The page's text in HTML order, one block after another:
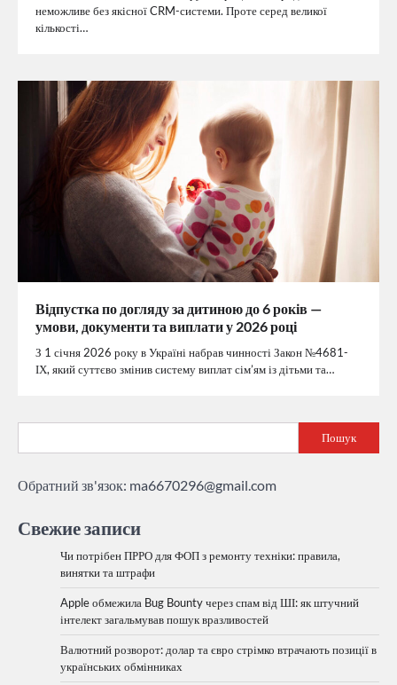
неможливе без якісної CRM-системи. Проте серед великої
кількості…
Відпустка по догляду за дитиною до 6 років —
умови, документи та виплати у 2026 році
З 1 січня 2026 року в Україні набрав чинності Закон №4681-
ІХ, який суттєво змінив систему виплат сім’ям із дітьми та…
Пошук
Обратний зв'язок: ma6670296@gmail.com
Свежие записи
Чи потрібен ПРРО для ФОП з ремонту техніки: правила,
винятки та штрафи
Apple обмежила Bug Bounty через спам від ШІ: як штучний
інтелект загальмував пошук вразливостей
Валютний розворот: долар та євро стрімко втрачають позиції в
українських обмінниках